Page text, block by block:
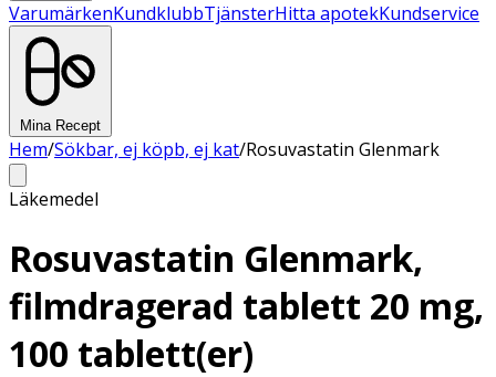
VarumärkenKundklubbTjänsterHitta apotekKundservice
Mina Recept
Hem/Sökbar, ej köpb, ej kat/Rosuvastatin Glenmark
Läkemedel
Rosuvastatin Glenmark,
filmdragerad tablett 20 mg,
100 tablett(er)